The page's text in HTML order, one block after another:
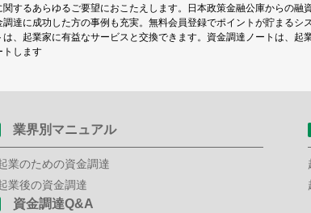
するあらゆるご要望におこたえします。日本政策金融公庫からの
達に成功した方の事例も充実。無料会員登録でポイントが貯まるシ
、起業家に有益なサービスと交換できます。資金調達ノートは、
トします
業界別マニュアル
業のための資金調達
業後の資金調達
資金調達Q&A